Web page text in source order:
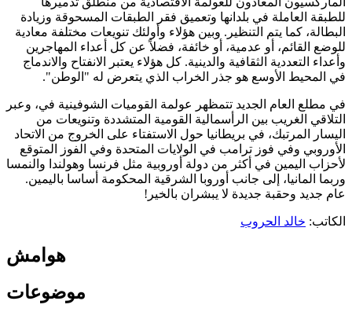
للطبقة العاملة في بلدانها وتعميق فقر الطبقات المسحوقة وزيادة
البطالة، كما يتم التنظير. وبين هؤلاء وأولئك تنويعات مختلفة معادية
للوضع القائم، أو عدمية، أو خائفة، فضلاً عن كل أعداء المهاجرين
وأعداء التعددية الثقافية والدينية. كل هؤلاء يعتبر الانفتاح والاندماج
في المحيط الأوسع هو جذر الخراب الذي يتعرض له "الوطن".
في مطلع العام الجديد تتمظهر عولمة القوميات الشوفينية في، وعبر
التلاقي الغريب بين الرأسمالية القومية المتشددة وتنويعات من
اليسار المرتبك، في بريطانيا حول الاستفتاء على الخروج من الاتحاد
الأوروبي وفي فوز ترامب في الولايات المتحدة وفي الفوز المتوقع
لأحزاب اليمين في أكثر من دولة أوروبية مثل فرنسا وهولندا والنمسا
وربما المانيا، إلى جانب أوروبا الشرقية المحكومة أساسا باليمين.
عام جديد وحقبة جديدة لا يبشران بالخير!
الكاتب: خالد الحروب
هوامش
موضوعات